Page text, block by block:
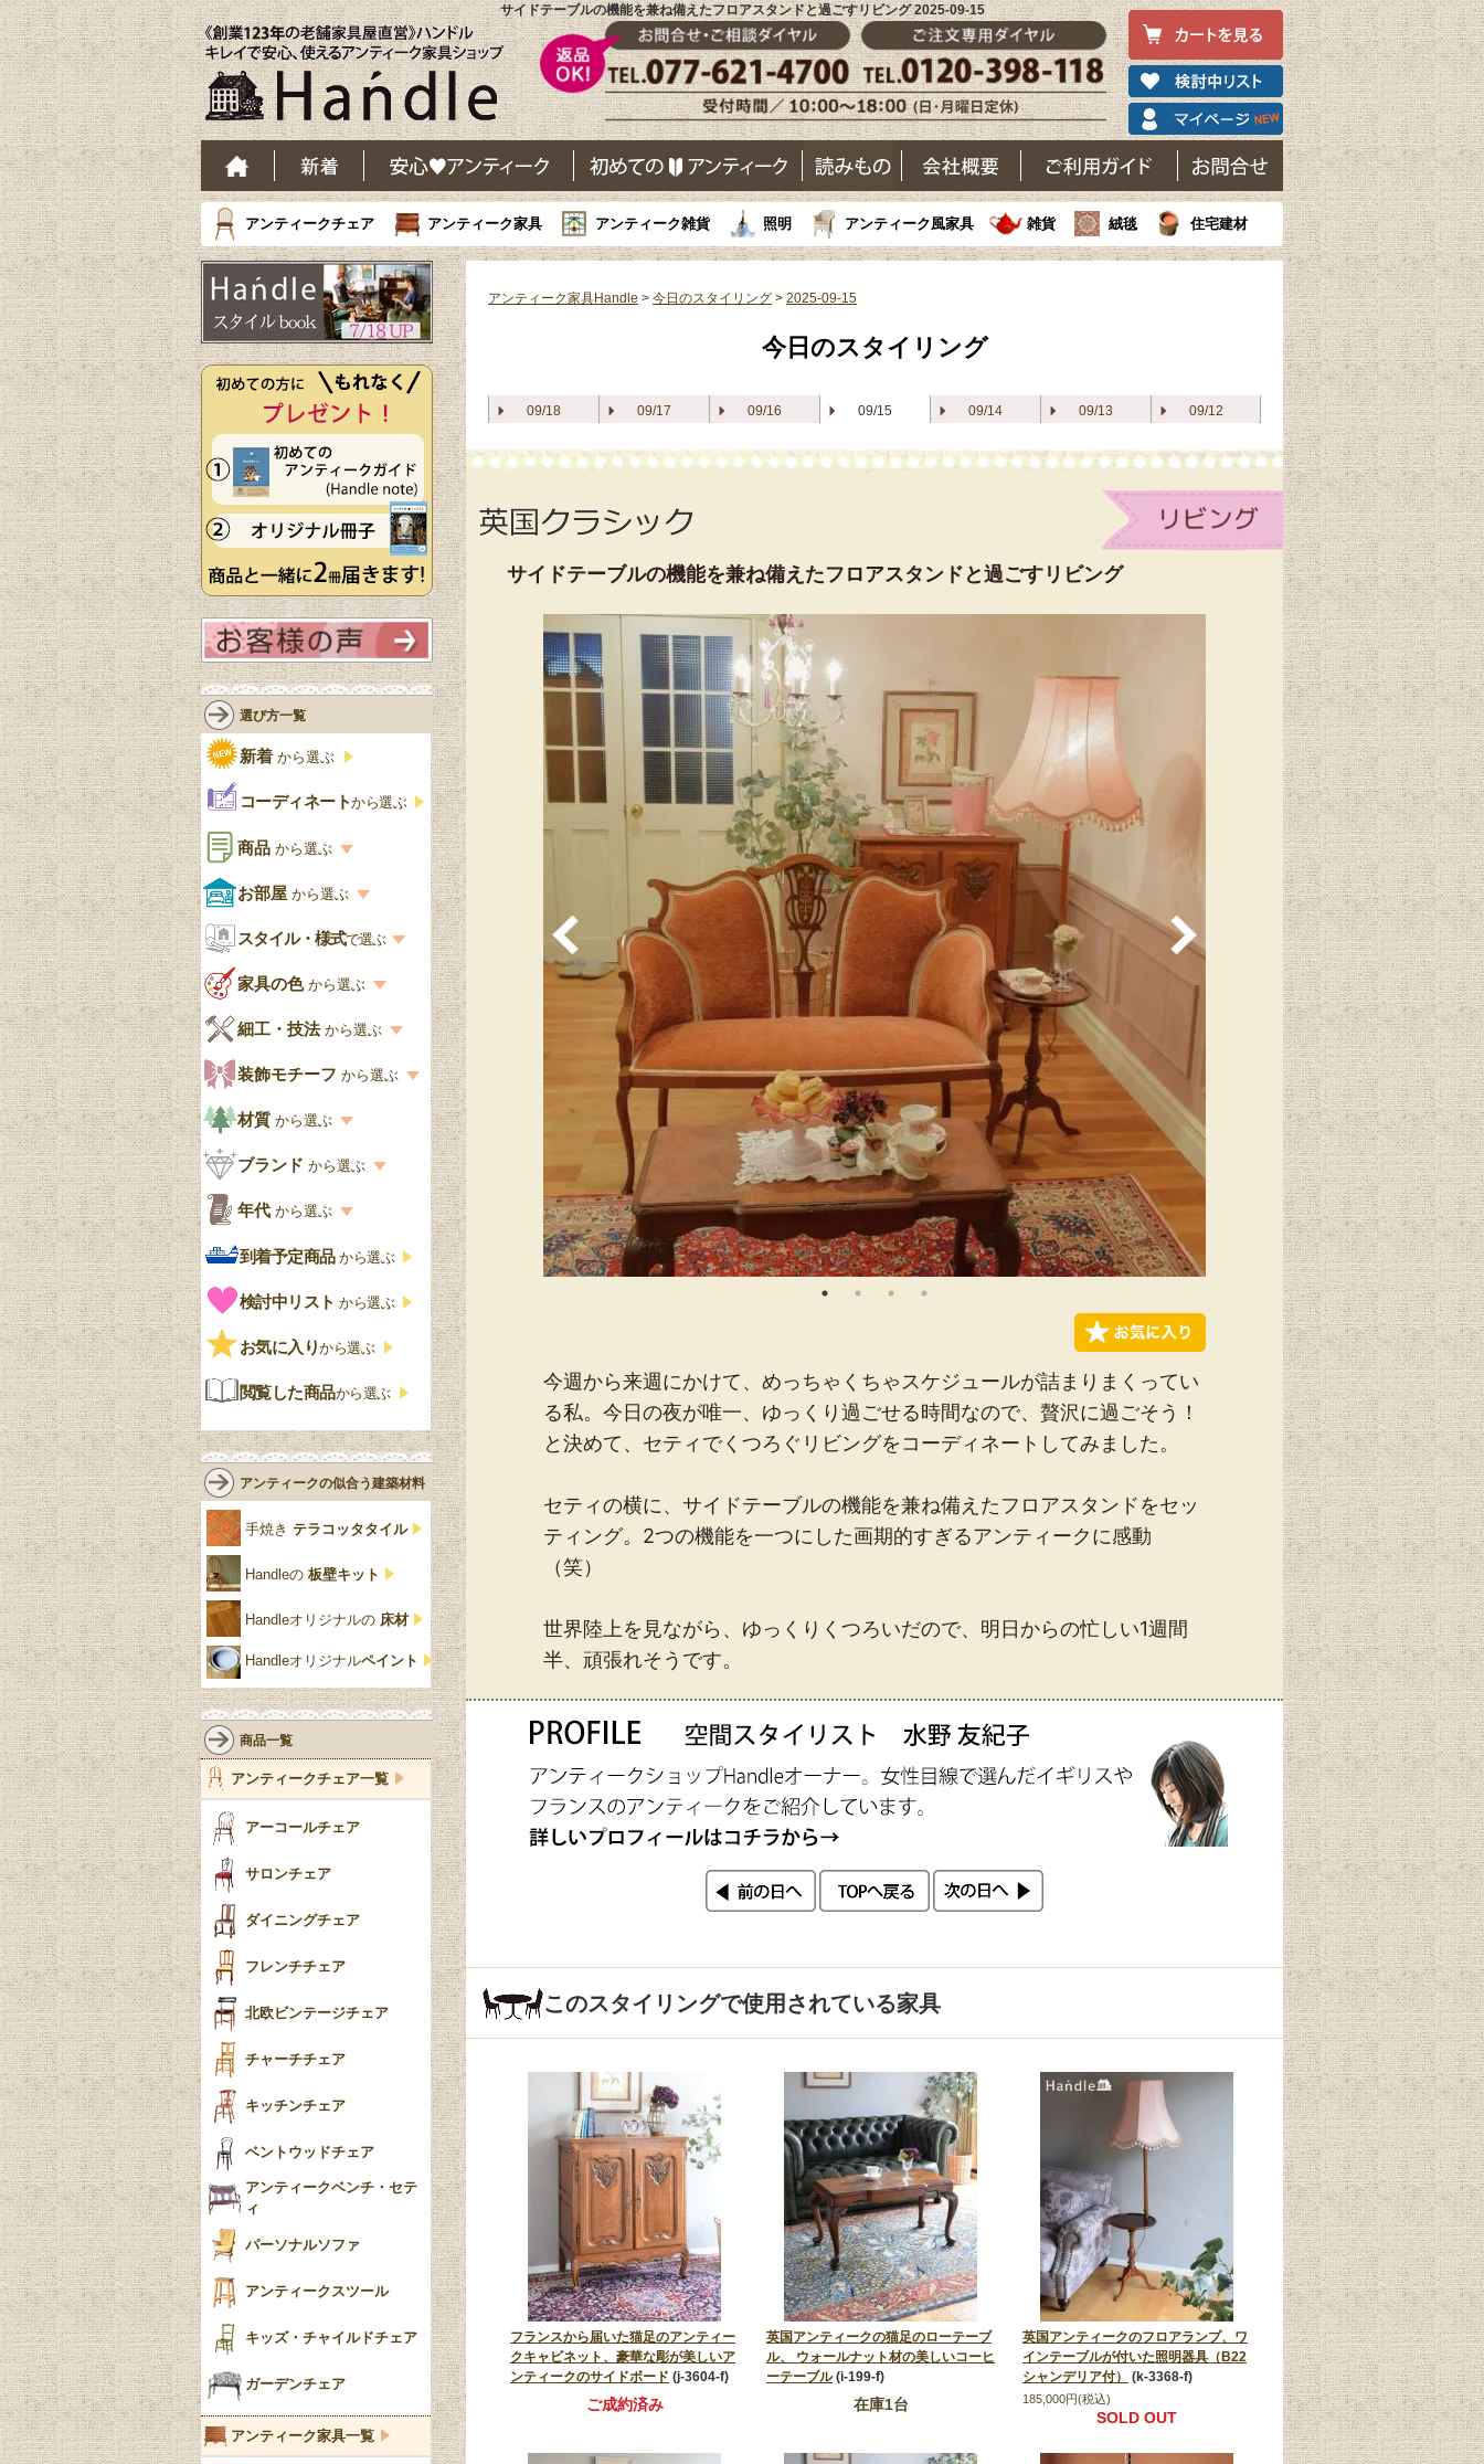
サイドテーブルの機能を兼ね備えたフロアスタンドと過ごすリビング 2025-09-15
アンティークチェア アンティーク家具 アンティーク雑貨 照明 アンティーク風家具 雑貨 絨毯 住宅建材
アンティーク家具Handle > 今日のスタイリング > 2025-09-15
今日のスタイリング
09/18 09/17 09/16 09/15 09/14 09/13 09/12
サイドテーブルの機能を兼ね備えたフロアスタンドと過ごすリビング
今週から来週にかけて、めっちゃくちゃスケジュールが詰まりまくってい
る私。今日の夜が唯一、ゆっくり過ごせる時間なので、贅沢に過ごそう！
と決めて、セティでくつろぐリビングをコーディネートしてみました。
セティの横に、サイドテーブルの機能を兼ね備えたフロアスタンドをセッ
ティング。2つの機能を一つにした画期的すぎるアンティークに感動
（笑）
世界陸上を見ながら、ゆっくりくつろいだので、明日からの忙しい1週間
半、頑張れそうです。
このスタイリングで使用されている家具
フランスから届いた猫足のアンティー
クキャビネット、豪華な彫が美しいア
ンティークのサイドボード (j-3604-f)
ご成約済み
英国アンティークの猫足のローテーブ
ル、 ウォールナット材の美しいコーヒ
ーテーブル (i-199-f)
在庫1台
英国アンティークのフロアランプ、ワ
インテーブルが付いた照明器具（B22
シャンデリア付）
(k-3368-f)
185,000円(税込)
SOLD OUT
選び方一覧
新着 から選ぶ
コーディネートから選ぶ
商品 から選ぶ
商品一覧を見る
収納家具
書棚
デスクおしゃれ
食器棚おしゃれ
木製ワゴン
ェア
洋服タンス
チェストおしゃれ
クローゼット
鏡台
花台
仏壇おしゃれ
靴箱収納
スリッパ収納
壁掛け家具
パーテーション・間
仕切り
ガーデンファニチャ
ー
ミラー
花瓶おしゃれ
陶器の人形
キャンドルホルダー
お部屋 から選ぶ
お部屋から選ぶ一覧
リビング
キッチン・ダイニング
スタイル・様式で選ぶ
スタイル一覧
英国アンティーク
英国クラシック
式
エリザベス様式
ジャコビアン
ロココ様式
ミッドセンチュリー
アールデコ
家具の色から選ぶ
家具の色一覧
カスタード色
アップルパイ色
白・ホワイト
黒・ブラック
細工・技法 から選ぶ
細工・技法の一覧
象嵌・マーケットリー
寄木・パーケットリー
装飾モチーフ から選ぶ
模様の一覧
ペディメント
コーニス
グ
ストラップワーク
雷文
ビーディング
リネンフォールド
ルネット
アカンサス
パイクラスト
脚のモチーフ一覧
ターニングレッグ
バルボスレッグ
ボビンターニング
ツイスト
トライポッド
バラスター
陶磁器の模様一覧
イマリ（IMARI）
ブルー＆ホワイト
ブルーウィローパターン
材質 から選ぶ
材質の一覧
オーク材
マホガニー
ローズウッド材
サテンウッド材
ブランド から選ぶ
ブランド一覧
Handleオリジナル
ウィリアムモリス
ロイドルーム
コントワールドファミー
ユ
ジェニファーテイラー
チェスターフィールド
リリパットレーン
アングルポイズ
ウォーカー＆ホール
年代 から選ぶ
年代別の一覧
アンティーク
ビンテージ
到着予定商品から選ぶ
検討中リスト から選ぶ
お気に入りから選ぶ
閲覧した商品から選ぶ
アンティークの似合う建築材料
手焼き テラコッタタイル
Handleの 板壁キット
Handleオリジナルの 床材
Handleオリジナルペイント
商品一覧
アンティークチェア一覧
アーコールチェア
サロンチェア
ダイニングチェア
フレンチチェア
北欧ビンテージチェア
チャーチチェア
キッチンチェア
ベントウッドチェア
アンティークベンチ・セテ
ィ
パーソナルソファ
アンティークスツール
キッズ・チャイルドチェア
ガーデンチェア
アンティーク家具一覧